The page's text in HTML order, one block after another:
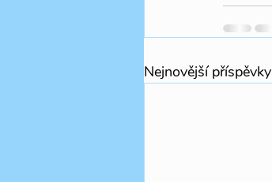
Nejnovější příspěvky